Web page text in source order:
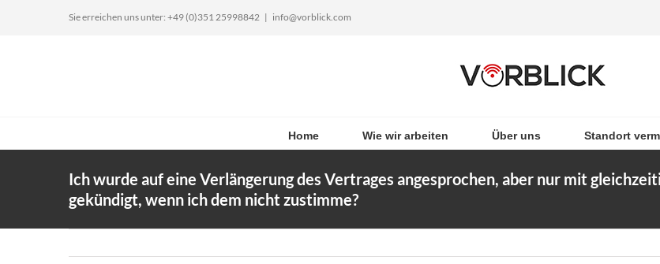
Sie erreichen uns unter: +49 (0)351 25998842 | info@vorblick.com
Home Wie wir arbeiten Über uns Standort
Ich wurde auf eine Verlängerung des Vertrages angesprochen, aber nur mit
gekündigt, wenn ich dem nicht zustimme?